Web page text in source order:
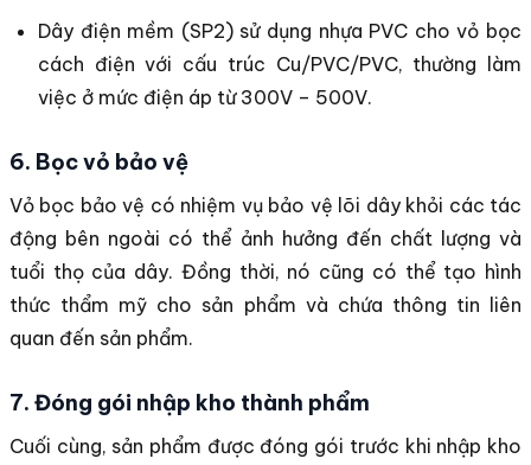
Dây điện mềm (SP2) sử dụng nhựa PVC cho vỏ bọc
cách điện với cấu trúc Cu/PVC/PVC, thường làm
việc ở mức điện áp từ 300V – 500V.
6. Bọc vỏ bảo vệ
Vỏ bọc bảo vệ có nhiệm vụ bảo vệ lõi dây khỏi các tác
động bên ngoài có thể ảnh hưởng đến chất lượng và
tuổi thọ của dây. Đồng thời, nó cũng có thể tạo hình
thức thẩm mỹ cho sản phẩm và chứa thông tin liên
quan đến sản phẩm.
7. Đóng gói nhập kho thành phẩm
Cuối cùng, sản phẩm được đóng gói trước khi nhập kho